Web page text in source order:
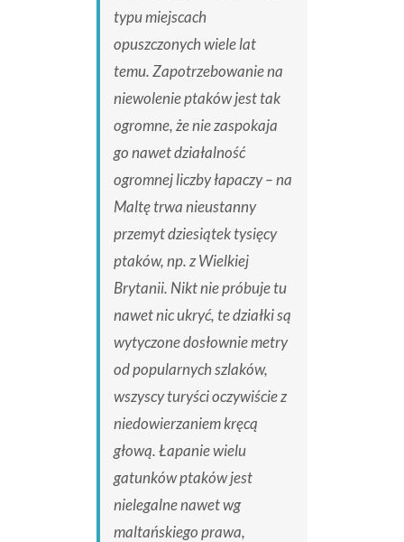
typu miejscach
opuszczonych wiele lat
temu. Zapotrzebowanie na
niewolenie ptaków jest tak
ogromne, że nie zaspokaja
go nawet działalność
ogromnej liczby łapaczy – na
Maltę trwa nieustanny
przemyt dziesiątek tysięcy
ptaków, np. z Wielkiej
Brytanii. Nikt nie próbuje tu
nawet nic ukryć, te działki są
wytyczone dosłownie metry
od popularnych szlaków,
wszyscy turyści oczywiście z
niedowierzaniem kręcą
głową. Łapanie wielu
gatunków ptaków jest
nielegalne nawet wg
maltańskiego prawa,